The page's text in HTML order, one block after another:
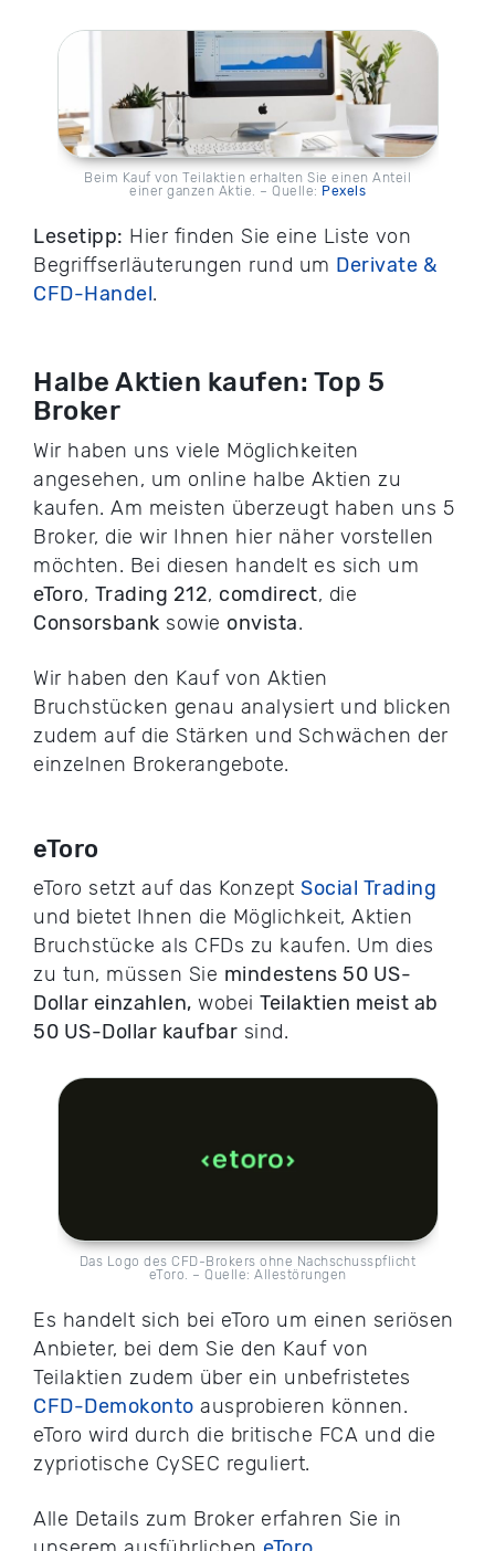
Beim Kauf von Teilaktien erhalten Sie einen Anteil
einer ganzen Aktie. – Quelle: Pexels
Lesetipp: Hier finden Sie eine Liste von
Begriffserläuterungen rund um Derivate &
CFD-Handel.
Halbe Aktien kaufen: Top 5
Broker
Wir haben uns viele Möglichkeiten
angesehen, um online halbe Aktien zu
kaufen. Am meisten überzeugt haben uns 5
Broker, die wir Ihnen hier näher vorstellen
möchten. Bei diesen handelt es sich um
eToro, Trading 212, comdirect, die
Consorsbank sowie onvista.
Wir haben den Kauf von Aktien
Bruchstücken genau analysiert und blicken
zudem auf die Stärken und Schwächen der
einzelnen Brokerangebote.
eToro
eToro setzt auf das Konzept Social Trading
und bietet Ihnen die Möglichkeit, Aktien
Bruchstücke als CFDs zu kaufen. Um dies
zu tun, müssen Sie mindestens 50 US-
Dollar einzahlen, wobei Teilaktien meist ab
50 US-Dollar kaufbar sind.
Das Logo des CFD-Brokers ohne Nachschusspflicht
eToro. – Quelle: Allestörungen
Es handelt sich bei eToro um einen seriösen
Anbieter, bei dem Sie den Kauf von
Teilaktien zudem über ein unbefristetes
CFD-Demokonto ausprobieren können.
eToro wird durch die britische FCA und die
zypriotische CySEC reguliert.
Alle Details zum Broker erfahren Sie in